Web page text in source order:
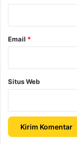
Email *
Situs Web